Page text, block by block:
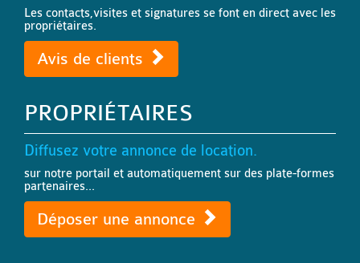
Les contacts,visites et signatures se font en direct avec les
propriétaires.
Avis de clients
PROPRIÉTAIRES
Diffusez votre annonce de location.
sur notre portail et automatiquement sur des plate-formes
partenaires...
Déposer une annonce